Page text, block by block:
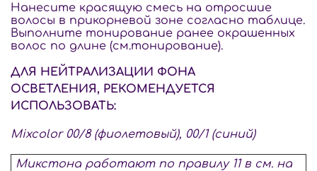
Нанесите красящую смесь на отросшие
волосы в прикорневой зоне согласно таблице.
Выполните тонирование ранее окрашенных
волос по длине (см.тонирование).
ДЛЯ НЕЙТРАЛИЗАЦИИ ФОНА
ОСВЕТЛЕНИЯ, РЕКОМЕНДУЕТСЯ
ИСПОЛЬЗОВАТЬ:
Mixcolor 00/8 (фиолетовый), 00/1 (синий)
Микстона работают по правилу 11 в см. на